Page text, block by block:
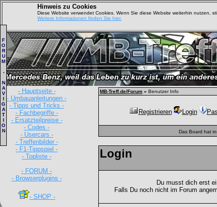
Hinweis zu Cookies
Diese Website verwendet Cookies. Wenn Sie diese Website weiterhin nutzen,
Weitere Informationen finden Sie hier.
- Hauptseite -
- Umbauanleitungen -
- Tipps und Tricks -
- Fachbegriffe -
- Ersatzteilpreise -
- Codes -
- Usercars -
- Treffenbilder -
- F1-Tippspiel -
- Topliste -
- FORUM -
- Browserplugins -
- SHOP -
F
O
R
U
M
-
N
A
V
I
G
A
T
I
O
N
MB-Treff.de/Forum » Benutzer Info
Registrieren Login
Das Board hat
Login
Du musst dich erst
Falls Du noch nicht im Forum